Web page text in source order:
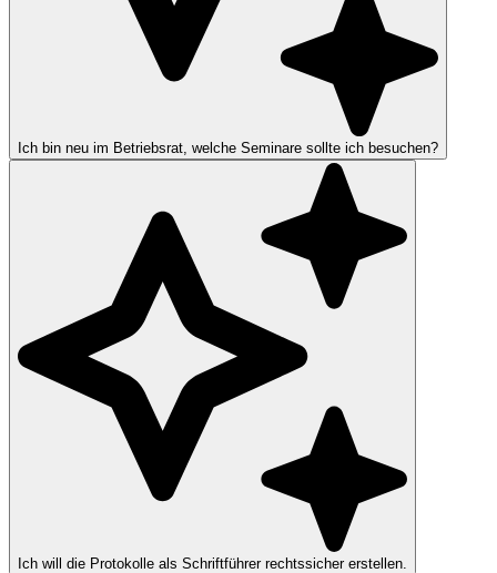
Ich bin neu im Betriebsrat, welche Seminare sollte ich besuchen?
Ich will die Protokolle als Schriftführer rechtssicher erstellen.